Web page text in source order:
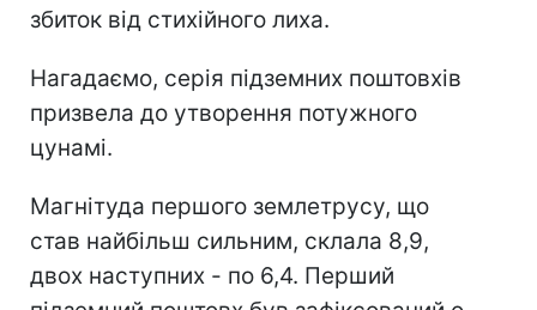
збиток від стихійного лиха.
Нагадаємо, серія підземних поштовхів
призвела до утворення потужного
цунамі.
Магнітуда першого землетрусу, що
став найбільш сильним, склала 8,9,
двох наступних - по 6,4. Перший